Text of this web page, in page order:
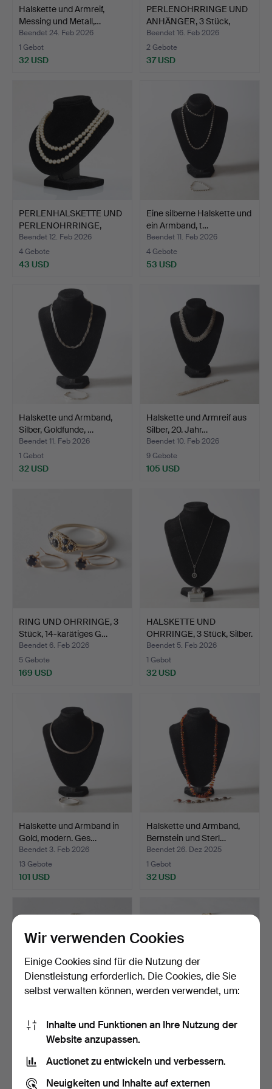
Halskette und Armreif,
Messing und Metall,…
Beendet 24. Feb 2026
1 Gebot
32 USD
PERLENOHRRINGE UND
ANHÄNGER, 3 Stück,
Gold…
Beendet 16. Feb 2026
2 Gebote
37 USD
PERLENHALSKETTE UND
PERLENOHRRINGE,
Versch…
Beendet 12. Feb 2026
4 Gebote
43 USD
Eine silberne Halskette und
ein Armband, t…
Beendet 11. Feb 2026
4 Gebote
53 USD
Halskette und Armband,
Silber, Goldfunde, …
Beendet 11. Feb 2026
1 Gebot
32 USD
Halskette und Armreif aus
Silber, 20. Jahr…
Beendet 10. Feb 2026
9 Gebote
105 USD
RING UND OHRRINGE, 3
Stück, 14-karätiges G…
Beendet 6. Feb 2026
5 Gebote
169 USD
HALSKETTE UND
OHRRINGE, 3 Stück, Silber.
G…
Beendet 5. Feb 2026
1 Gebot
32 USD
Halskette und Armband in
Gold, modern. Ges…
Beendet 3. Feb 2026
13 Gebote
101 USD
Halskette und Armband,
Bernstein und Sterl…
Beendet 26. Dez 2025
1 Gebot
32 USD
SILBERNER RING UND
HALSKETTE,
Edelsteinsch…
3 Gebote
43 USD
SCHMUCKSET, 4-teilig, 18
2.026 USD
Wir verwenden Cookies
Einige Cookies sind für die Nutzung der
Dienstleistung erforderlich. Die Cookies, die Sie
selbst verwalten können, werden verwendet, um:
Inhalte und Funktionen an Ihre Nutzung der
Website anzupassen.
Auctionet zu entwickeln und verbessern.
Neuigkeiten und Inhalte auf externen